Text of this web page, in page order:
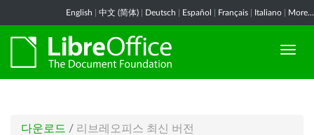
English 中文 (简体) Deutsch Español Français Italiano More...
다운로드 / 리브레오피스 최신 버전